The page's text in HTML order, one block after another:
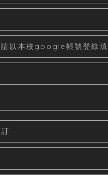
以本校google帳號登錄